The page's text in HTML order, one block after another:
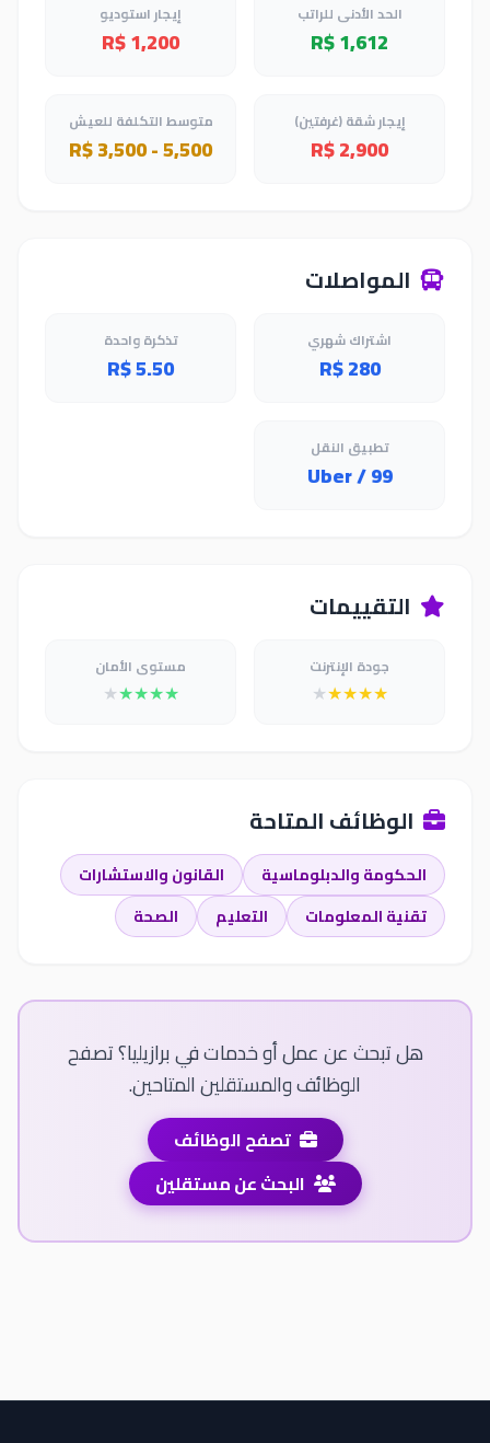
الحد الأدنى للراتب
R$ 1,612
إيجار استوديو
R$ 1,200
إيجار شقة (غرفتين)
R$ 2,900
متوسط التكلفة للعيش
R$ 3,500 - 5,500
المواصلات
اشتراك شهري
R$ 280
تذكرة واحدة
R$ 5.50
تطبيق النقل
Uber / 99
التقييمات
جودة الإنترنت
★
★
★
★
★
مستوى الأمان
★
★
★
★
★
الوظائف المتاحة
الحكومة والدبلوماسية
القانون والاستشارات
تقنية المعلومات
التعليم الصحة
هل تبحث عن عمل أو خدمات في برازيليا؟ تصفح
الوظائف والمستقلين المتاحين.
تصفح الوظائف
البحث عن مستقلين